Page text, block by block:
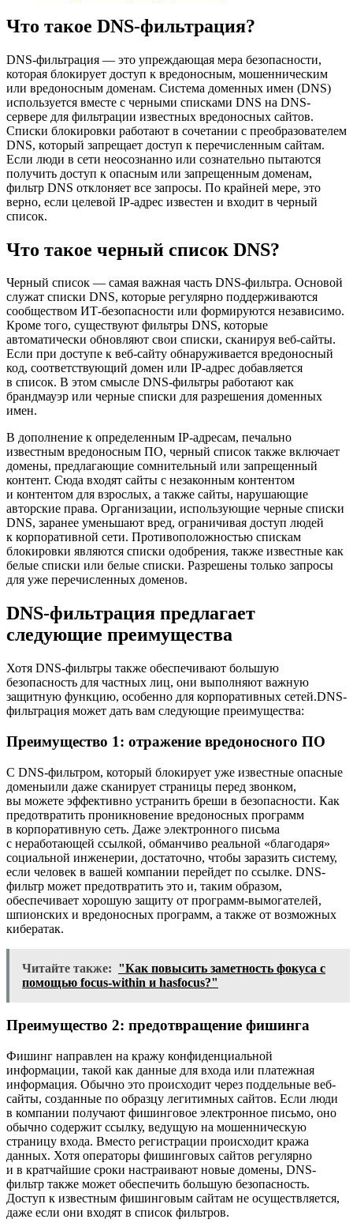
Что такое DNS-фильтрация?
DNS-фильтрация — это упреждающая мера безопасности,
которая блокирует доступ к вредоносным, мошенническим
или вредоносным доменам. Система доменных имен (DNS)
используется вместе с черными списками DNS на DNS-
сервере для фильтрации известных вредоносных сайтов.
Списки блокировки работают в сочетании с преобразователем
DNS, который запрещает доступ к перечисленным сайтам.
Если люди в сети неосознанно или сознательно пытаются
получить доступ к опасным или запрещенным доменам,
фильтр DNS отклоняет все запросы. По крайней мере, это
верно, если целевой IP-адрес известен и входит в черный
список.
Что такое черный список DNS?
Черный список — самая важная часть DNS-фильтра. Основой
служат списки DNS, которые регулярно поддерживаются
сообществом ИТ-безопасности или формируются независимо.
Кроме того, существуют фильтры DNS, которые
автоматически обновляют свои списки, сканируя веб-сайты.
Если при доступе к веб-сайту обнаруживается вредоносный
код, соответствующий домен или IP-адрес добавляется
в список. В этом смысле DNS-фильтры работают как
брандмауэр или черные списки для разрешения доменных
имен.
В дополнение к определенным IP-адресам, печально
известным вредоносным ПО, черный список также включает
домены, предлагающие сомнительный или запрещенный
контент. Сюда входят сайты с незаконным контентом
и контентом для взрослых, а также сайты, нарушающие
авторские права. Организации, использующие черные списки
DNS, заранее уменьшают вред, ограничивая доступ людей
к корпоративной сети. Противоположностью спискам
блокировки являются списки одобрения, также известные как
белые списки или белые списки. Разрешены только запросы
для уже перечисленных доменов.
DNS-фильтрация предлагает
следующие преимущества
Хотя DNS-фильтры также обеспечивают большую
безопасность для частных лиц, они выполняют важную
защитную функцию, особенно для корпоративных сетей.DNS-
фильтрация может дать вам следующие преимущества:
Преимущество 1: отражение вредоносного ПО
С DNS-фильтром, который блокирует уже известные опасные
доменыили даже сканирует страницы перед звонком,
вы можете эффективно устранить бреши в безопасности. Как
предотвратить проникновение вредоносных программ
в корпоративную сеть. Даже электронного письма
с неработающей ссылкой, обманчиво реальной «благодаря»
социальной инженерии, достаточно, чтобы заразить систему,
если человек в вашей компании перейдет по ссылке. DNS-
фильтр может предотвратить это и, таким образом,
обеспечивает хорошую защиту от программ-вымогателей,
шпионских и вредоносных программ, а также от возможных
кибератак.
Читайте также: "Как повысить заметность фокуса с
помощью focus-within и hasfocus?"
Преимущество 2: предотвращение фишинга
Фишинг направлен на кражу конфиденциальной
информации, такой как данные для входа или платежная
информация. Обычно это происходит через поддельные веб-
сайты, созданные по образцу легитимных сайтов. Если люди
в компании получают фишинговое электронное письмо, оно
обычно содержит ссылку, ведущую на мошенническую
страницу входа. Вместо регистрации происходит кража
данных. Хотя операторы фишинговых сайтов регулярно
и в кратчайшие сроки настраивают новые домены, DNS-
фильтр также может обеспечить большую безопасность.
Доступ к известным фишинговым сайтам не осуществляется,
даже если они входят в список фильтров.